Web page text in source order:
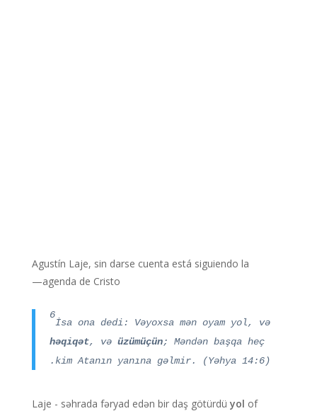
Agustín Laje, sin darse cuenta está siguiendo la
agenda de Cristo—
6
İsa ona dedi: Vəyoxsa mən oyamyol, və
həqiqət, və üzümüçün; Məndən başqa heç
kim Atanın yanına gəlmir. (Yəhya 14:6).
Laje - səhrada fəryad edən bir daş götürdü yol of